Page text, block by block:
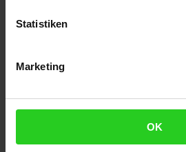
Statistiken
Marketing
OK
Farbe: grau
Lieferumfang: 1 Rattantruhe
Maße HxBxT in cm: ca. 38x60x40
Tiefe ca. cm: 40
Wohnstil: modern